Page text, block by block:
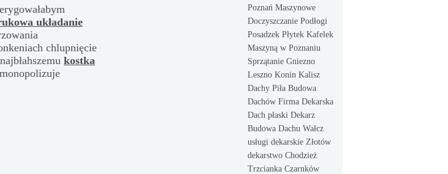
układanie
chlupnięcie
kostka
Poznań Maszynowe
Doczyszczanie Podłogi
Posadzek Płytek Kafelek
Maszyną w Poznaniu
Sprzątanie Gniezno
Leszno Konin Kalisz
Dachy Piła Budowa
Dachów Firma Dekarska
Dach płaski Dekarz
Budowa Dachu Wałcz
usługi dekarskie Złotów
dekarstwo Chodzież
Trzcianka Czarnków